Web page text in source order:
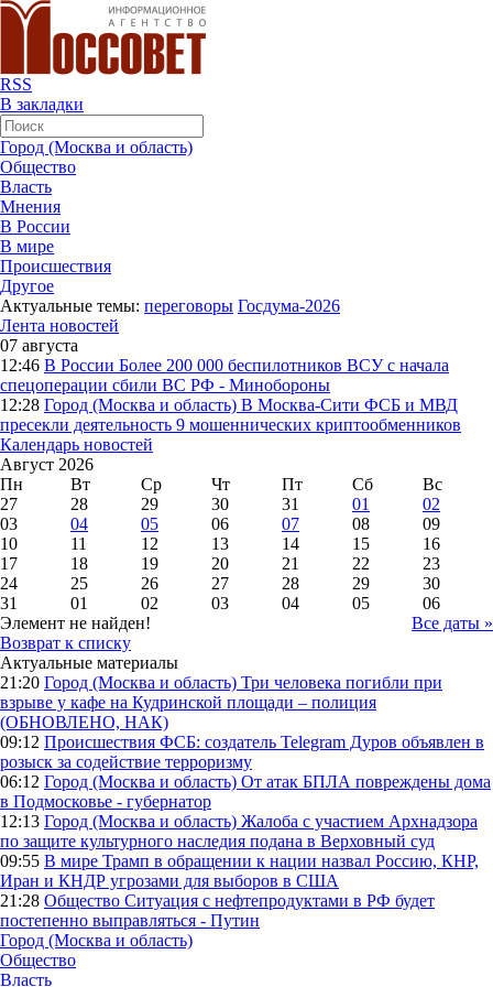
RSS
В закладки
Город (Москва и область)
Общество
Власть
Мнения
В России
В мире
Происшествия
Другое
Актуальные темы: переговоры Госдума-2026
Лента новостей
07 августа
12:46 В России Более 200 000 беспилотников ВСУ с начала
спецоперации сбили ВС РФ - Минобороны
12:28 Город (Москва и область) В Москва-Сити ФСБ и МВД
пресекли деятельность 9 мошеннических криптообменников
Календарь новостей
Август 2026
Пн
Вт Ср Чт Пт Сб
Вс
27
28 29 30 31 01
02
03
04 05 06 07 08
09
10
11 12 13 14 15
16
17
18 19 20 21 22
23
24
25 26 27 28 29
30
31
01 02 03 04 05
06
Все даты »
Элемент не найден!
Возврат к списку
Актуальные материалы
21:20 Город (Москва и область) Три человека погибли при
взрыве у кафе на Кудринской площади – полиция
(ОБНОВЛЕНО, НАК)
09:12 Происшествия ФСБ: создатель Telegram Дуров объявлен в
розыск за содействие терроризму
06:12 Город (Москва и область) От атак БПЛА повреждены дома
в Подмосковье - губернатор
12:13 Город (Москва и область) Жалоба с участием Архнадзора
по защите культурного наследия подана в Верховный суд
09:55 В мире Трамп в обращении к нации назвал Россию, КНР,
Иран и КНДР угрозами для выборов в США
21:28 Общество Ситуация с нефтепродуктами в РФ будет
постепенно выправляться - Путин
Город (Москва и область)
Общество
Власть